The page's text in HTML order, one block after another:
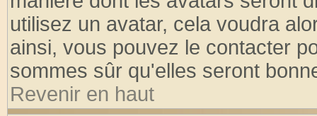
utilisez un avatar, cela voudra
ainsi, vous pouvez le contacter
sommes sûr qu'elles seront
Revenir en haut